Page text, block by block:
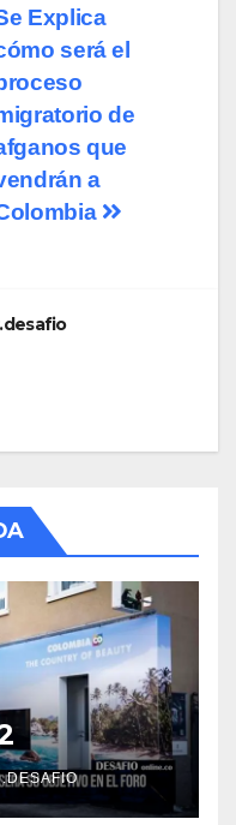
Explica
será el
de
que
a